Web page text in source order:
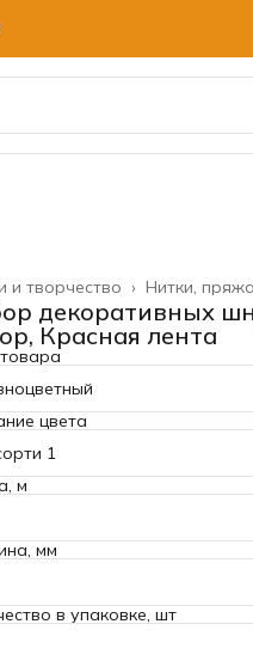
Нитки, пряжа
и творчество ›
декоративных
Красная лента
цвета
1
м
мм
в упаковке, шт